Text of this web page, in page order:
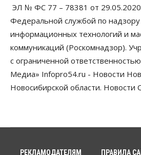
Авто Общество
Треть автовладельцев в
«поставили машины на прикол»
07 Августа 2026, 13:00
Власть
Школы, библиотеки,
депутаты Госдумы
социальных объектах
07 Августа 2026, 12:35
Синоптики рассказали о
ЭЛ № ФС 77 – 78381 от
Федеральной службой по надзору
информационных технологий и
коммуникаций (Роскомнадзор).
с ограниченной
Медиа» Infopro54.ru - Новости
Новосибирской области. Новости
РЕКЛАМОДАТЕЛЯМ ПРАВИЛА